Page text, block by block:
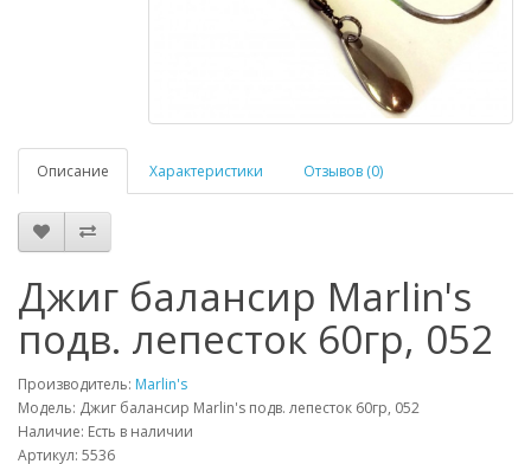
Описание Характеристики Отзывов (0)
Джиг балансир Marlin's
подв. лепесток 60гр, 052
Производитель: Marlin's
Модель: Джиг балансир Marlin's подв. лепесток 60гр, 052
Наличие: Есть в наличии
Артикул: 5536